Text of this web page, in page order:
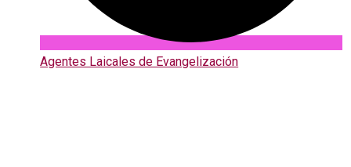
Agentes Laicales de Evangelización